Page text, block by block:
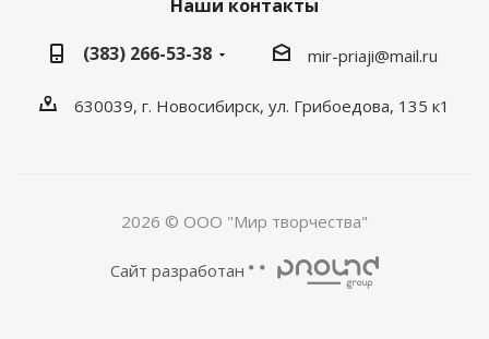
Наши контакты
(383) 266-53-38
mir-priaji@mail.ru
630039, г. Новосибирск, ул. Грибоедова, 135 к1
2026 © ООО "Мир творчества"
Сайт разработан